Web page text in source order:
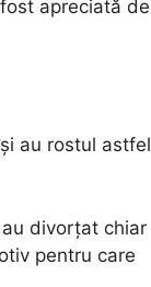
apreciată de
au rostul astfel
divorțat chiar
pentru care